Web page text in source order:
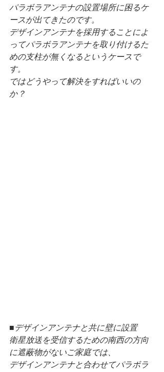
パラボラアンテナの設置場所に困るケ
ースが出てきたのです。
デザインアンテナを採用することによ
ってパラボラアンテナを取り付けるた
めの支柱が無くなるというケースで
す。
ではどうやって解決をすればいいの
か？
■デザインアンテナと共に壁に設置
衛星放送を受信するための南西の方向
に遮蔽物がないご家庭では、
デザインアンテナと合わせてパラボラ